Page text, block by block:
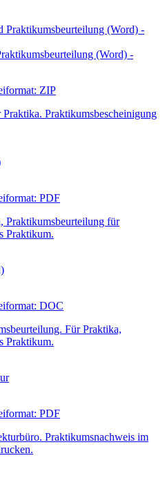
(Word) -
ZIP
Praktikumsbescheinigung
PDF
Praktikumsbeurteilung für
Praktikum.
DOC
Für Praktika,
Praktikum.
PDF
Praktikumsnachweis im